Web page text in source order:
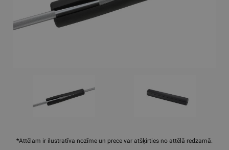
*Attēlam ir ilustratīva nozīme un prece var atšķirties no attēlā redzamā.